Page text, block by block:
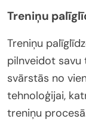
Treniņu
Treniņu
pilnveidot savu
svārstās no
tehnoloģijai,
treniņu